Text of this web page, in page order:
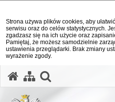
Strona używa plików cookies, aby
serwisu oraz do celów statystycznych.
zgadzasz się na ich użycie oraz
Pamiętaj, że możesz samodzielnie
ustawienia przeglądarki. Brak zmiany
wyrażenie zgody.